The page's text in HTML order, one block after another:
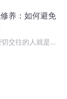
养：如何避免
交往的人就是你